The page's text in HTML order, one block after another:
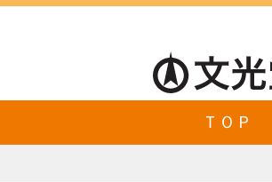
ＴＯＰ